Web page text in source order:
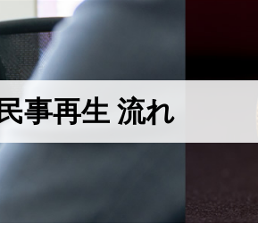
民事再生 流れ